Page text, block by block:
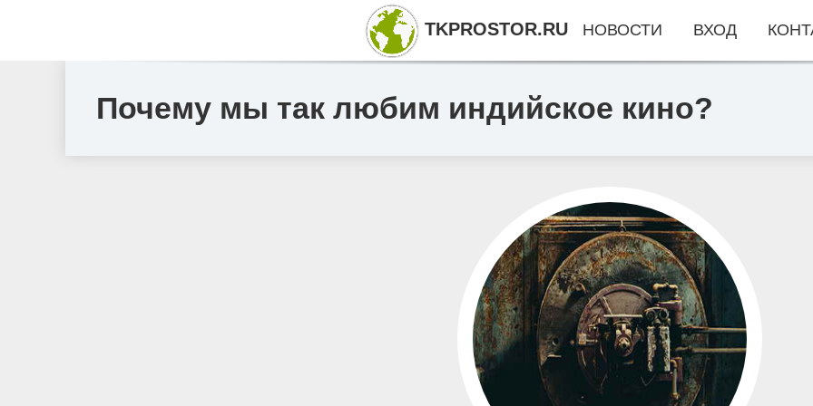
Почему мы так любим индийское кино?
TKPROSTOR.RU НОВОСТИ ВХОД